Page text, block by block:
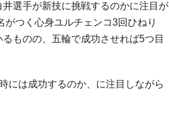
選手が新技に挑戦するのかに注目が
つく心身ユルチェンコ3回ひねり
ものの、五輪で成功させれば5つ目
には成功するのか、に注目しながら